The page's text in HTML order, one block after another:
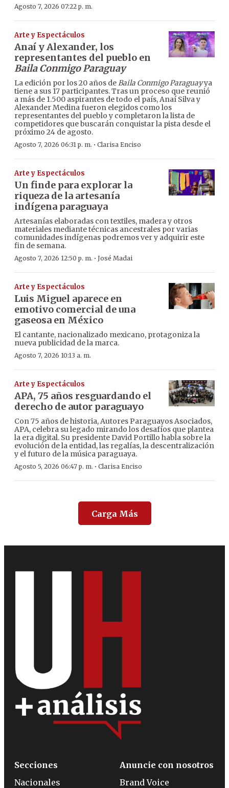
Agosto 7, 2026 07:22 p. m.
Arte y Espectáculos
Anaí y Alexander, los
representantes del pueblo en
Baila Conmigo Paraguay
La edición por los 20 años deBaila Conmigo Paraguayya
tiene a sus 17 participantes. Tras un proceso que reunió
a más de 1.500 aspirantes de todo el país, Anaí Silva y
Alexander Medina fueron elegidos como los
representantes del pueblo y completaron la lista de
competidores que buscarán conquistar la pista desde el
próximo 24 de agosto.
Agosto 7, 2026 06:31 p. m. · Clarisa Enciso
Arte y Espectáculos
Un finde para explorar la
riqueza de la artesanía
indígena paraguaya
Artesanías elaboradas con textiles, madera y otros
materiales mediante técnicas ancestrales por varias
comunidades indígenas podremos ver y adquirir este
fin de semana.
Agosto 7, 2026 12:50 p. m. · José Madai
Arte y Espectáculos
Luis Miguel aparece en
emotivo comercial de una
gaseosa en México
El cantante, nacionalizado mexicano, protagoniza la
nueva publicidad de la marca.
Agosto 7, 2026 10:13 a. m.
Arte y Espectáculos
APA, 75 años resguardando el
derecho de autor paraguayo
Con 75 años de historia, Autores Paraguayos Asociados,
APA, celebra su legado mirando los desafíos que plantea
la era digital. Su presidente David Portillo habla sobre la
evolución de la entidad, las regalías, la descentralización
y el futuro de la música paraguaya.
Agosto 5, 2026 06:47 p. m. · Clarisa Enciso
Carga Más
Secciones
Nacionales
Anuncie con nosotros
Brand Voice